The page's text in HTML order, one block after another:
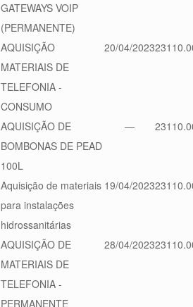
GATEWAYS VOIP
(PERMANENTE)
AQUISIÇÃO
MATERIAIS DE
TELEFONIA -
CONSUMO
20/04/2023
AQUISIÇÃO DE
BOMBONAS DE PEAD
100L
—
Aquisição de materiais
para instalações
hidrossanitárias
19/04/2023
AQUISIÇÃO DE
MATERIAIS DE
TELEFONIA -
PERMANENTE
28/04/2023